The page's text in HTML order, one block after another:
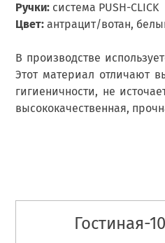
Ручки: система PUSH-CLICK
Цвет: антрацит/вотан,
В производстве
Этот материал отличают
гигиеничности, не
высококачественная,
Гостиная-